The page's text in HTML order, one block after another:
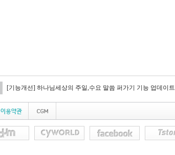
[기능개선] 하나님세상의 주일,수요 말씀 퍼가기 기능 업데이트